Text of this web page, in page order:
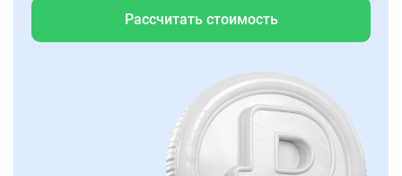
Рассчитать стоимость